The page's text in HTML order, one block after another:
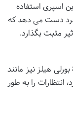
اسپری استفاده
دست می دهد که
مثبت بگذارد.
با وجود تمام مزایای ذکر شده، اسپری شماره 8 بورلی هیلز نیز مانند
را به طور